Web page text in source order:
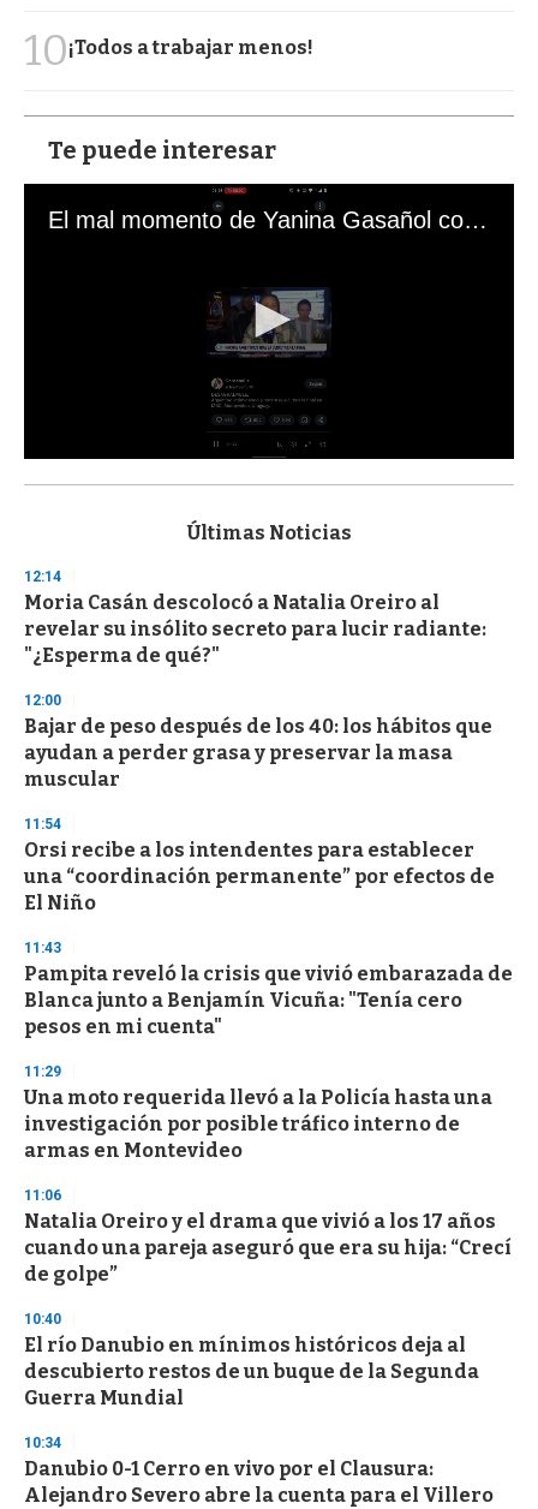
10¡Todos a trabajar menos!
Te puede interesar
El mal momento de Yanina Gasañol con un hincha argentino en "Subrayado"
s
d
s
o
f
s
e
c
o
n
s
Últimas Noticias
12:14
Moria Casán descolocó a Natalia Oreiro al
revelar su insólito secreto para lucir radiante:
"¿Esperma de qué?"
12:00
Bajar de peso después de los 40: los hábitos que
ayudan a perder grasa y preservar la masa
muscular
11:54
Orsi recibe a los intendentes para establecer
una “coordinación permanente” por efectos de
El Niño
11:43
Pampita reveló la crisis que vivió embarazada de
Blanca junto a Benjamín Vicuña: "Tenía cero
pesos en mi cuenta"
11:29
Una moto requerida llevó a la Policía hasta una
investigación por posible tráfico interno de
armas en Montevideo
11:06
Natalia Oreiro y el drama que vivió a los 17 años
cuando una pareja aseguró que era su hija: “Crecí
de golpe”
10:40
El río Danubio en mínimos históricos deja al
descubierto restos de un buque de la Segunda
Guerra Mundial
10:34
Danubio 0-1 Cerro en vivo por el Clausura:
Alejandro Severo abre la cuenta para el Villero